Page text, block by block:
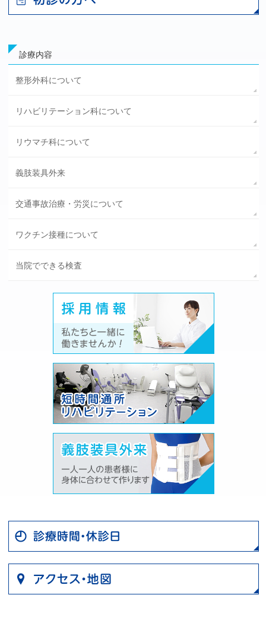
診療内容
整形外科について
リハビリテーション科について
リウマチ科について
義肢装具外来
交通事故治療・労災について
ワクチン接種について
当院でできる検査